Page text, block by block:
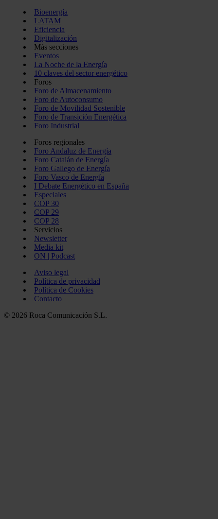
Bioenergía
LATAM
Eficiencia
Digitalización
Más secciones
Eventos
La Noche de la Energía
10 claves del sector energético
Foros
Foro de Almacenamiento
Foro de Autoconsumo
Foro de Movilidad Sostenible
Foro de Transición Energética
Foro Industrial
Foros regionales
Foro Andaluz de Energía
Foro Catalán de Energía
Foro Gallego de Energía
Foro Vasco de Energía
I Debate Energético en España
Especiales
COP 30
COP 29
COP 28
Servicios
Newsletter
Media kit
ON | Podcast
Aviso legal
Política de privacidad
Política de Cookies
Contacto
© 2026 Roca Comunicación S.L.